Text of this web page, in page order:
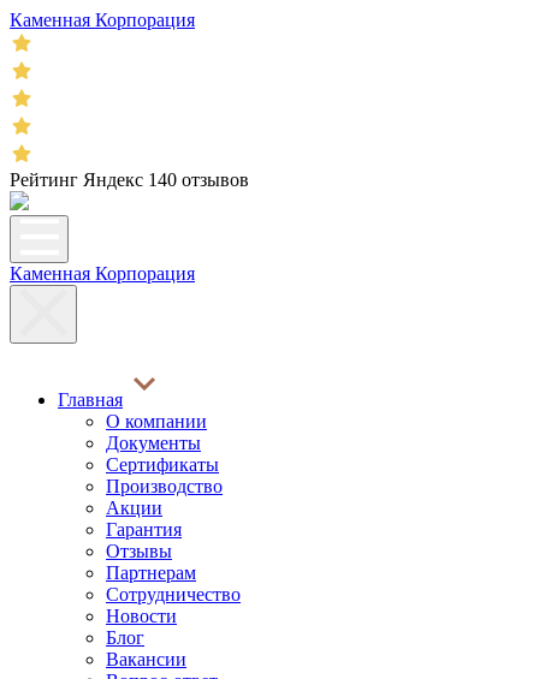
Каменная Корпорация
Рейтинг Яндекс 140 отзывов
Каменная Корпорация
Главная
О компании
Документы
Сертификаты
Производство
Акции
Гарантия
Отзывы
Партнерам
Сотрудничество
Новости
Блог
Вакансии